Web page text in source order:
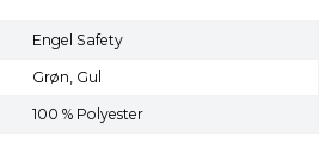
Engel Safety
Grøn, Gul
100 % Polyester